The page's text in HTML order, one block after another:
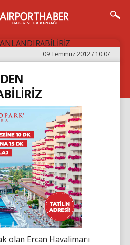
09 Temmuz 2012 / 10:07
olan Ercan Havalimanı